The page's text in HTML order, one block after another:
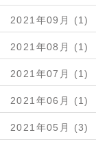
2021年09月 (1)
2021年08月 (1)
2021年07月 (1)
2021年06月 (1)
2021年05月 (3)